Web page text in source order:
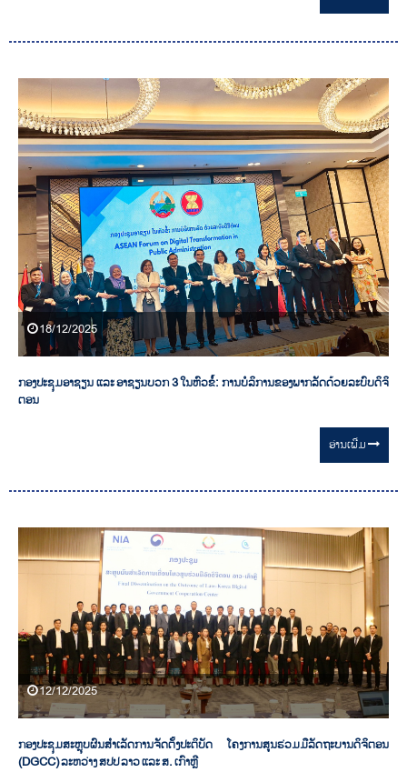
18/12/2025
ກອງປະຊຸມອາຊຽນ ແລະ ອາຊຽນບວກ 3 ໃນຫົວຂໍ້: ການບໍລິການຂອງພາກລັດດ້ວຍລະບົບດິຈິ
ຕອນ
ອ່ານ​ເພີ່ມ
12/12/2025
ກອງປະຊຸມສະຫຼຸບຜົນສໍາເລັດການຈັດຕັ້ງປະຕິບັດ ໂຄງການສູນຮ່ວມມືລັດຖະບານດິຈິຕອນ
(DGCC) ລະຫວ່າງ ສປປ ລາວ ແລະ ສ. ເກົາຫຼີ